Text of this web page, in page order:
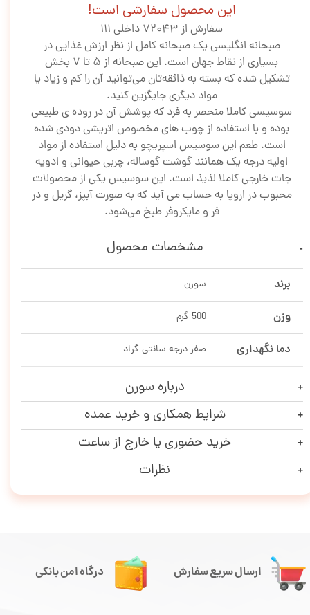
این محصول سفارشی است!
سفارش از 72043 داخلی 111
صبحانه انگلیسی یک صبحانه کامل از نظر ارزش غذایی در
بسیاری از نقاط جهان است. این صبحانه از ۵ تا ۷ بخش
تشکیل شده که بسته به ذائقه‌تان می‌توانید آن را کم و زیاد یا
مواد دیگری جایگزین کنید.
سوسیسی کاملا منحصر به فرد که پوشش آن در روده ی طبیعی
بوده و با استفاده از چوب های مخصوص اتریشی دودی شده
است. طعم این سوسیس اسپریچو به دلیل استفاده از مواد
اولیه درجه یک همانند گوشت گوساله، چربی حیوانی و ادویه
جات خارجی کاملا لذیذ است. این سوسیس یکی از محصولات
محبوب در اروپا به حساب می آید که به صورت آبپز، گریل و در
فر و مایکروفر طبخ می‌شود.
مشخصات محصول
برند سورن
وزن 500 گرم
دما نگهداری صفر درجه سانتی گراد
درباره سورن
شرایط همکاری و خرید عمده
خرید حضوری یا خارج از ساعت
نظرات
ارسال سریع سفارش درگاه امن بانکی